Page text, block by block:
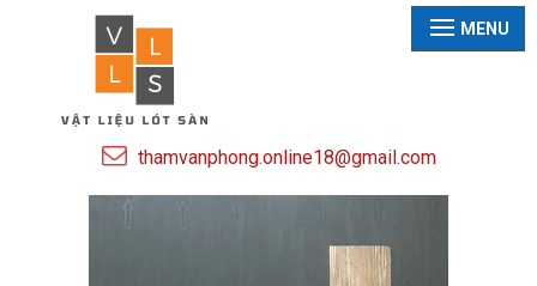
thamvanphong.online18@gmail.com
MENU